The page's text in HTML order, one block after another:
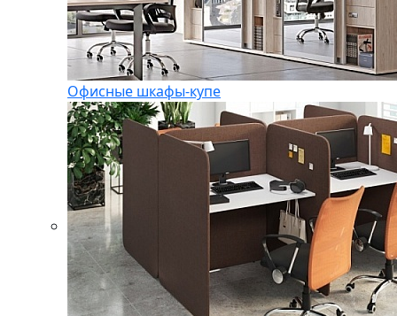
Офисные шкафы-купе